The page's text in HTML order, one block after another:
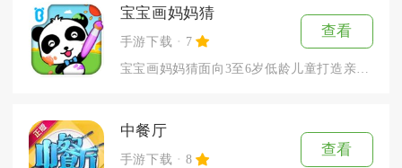
宝宝画妈妈猜
手游下载 7
查看
中餐厅
手游下载 8
查看